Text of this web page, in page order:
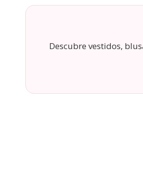
Descubre vestidos,